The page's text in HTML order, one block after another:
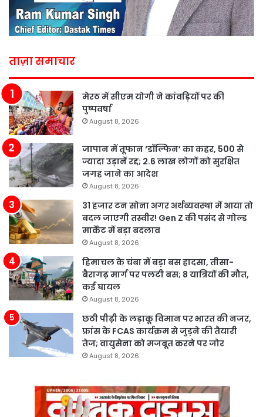
ताज़ा समाचार
मेरठ में सीएम योगी ने कांवड़ियों पर की
पुष्पवर्षा
August 8, 2026
जापान में तूफान ‘डॉल्फिन’ का कहर, 500 से
ज्यादा उड़ानें रद्द; 2.6 लाख लोगों को सुरक्षित
जगह जाने का आदेश
August 8, 2026
31 हजार टन सोना अगर अर्थव्यवस्था में आया तो
बदल जाएगी तस्वीर! Gen Z की पसंद से गोल्ड
मार्केट में बड़ा बदलाव
August 8, 2026
हिमाचल के चंबा में बड़ा बस हादसा, तीसा-
बैरागढ़ मार्ग पर पलटी बस; 8 यात्रियों की मौत,
कई घायल
August 8, 2026
छठी पीढ़ी के लड़ाकू विमान पर भारत की नजर,
फ्रांस के FCAS कार्यक्रम से जुड़ने की तैयारी
तेज; वायुसेना को मजबूत करने पर जोर
August 8, 2026